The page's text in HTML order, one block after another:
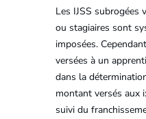
Les IJSS subrogées
ou stagiaires sont
imposées.
versées à un
dans la
montant versés aux
suivi du